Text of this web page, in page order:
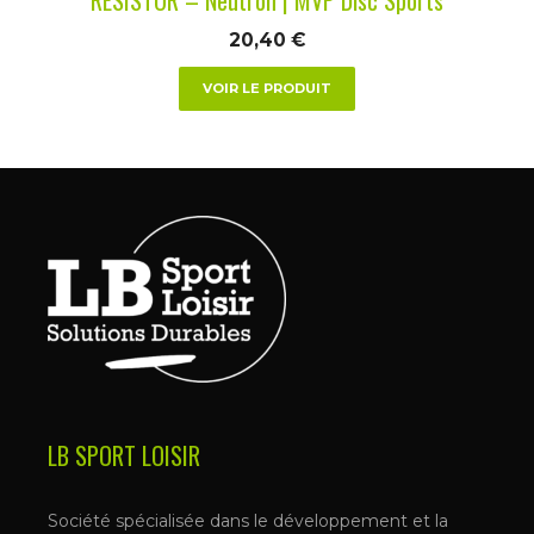
20,40 €
VOIR LE PRODUIT
LB SPORT LOISIR
Société spécialisée dans le développement et la